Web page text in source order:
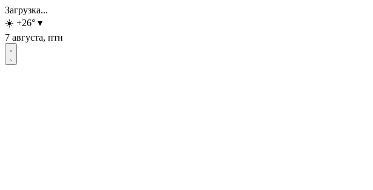
Загрузка...
☀️ +26° ▾
7 августа, птн